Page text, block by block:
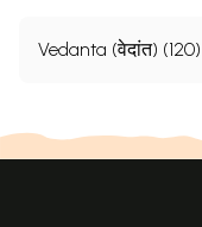
Vedanta (वेदांत) (120)